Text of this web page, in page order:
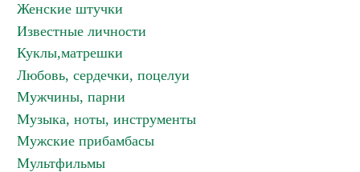
Женские штучки
Известные личности
Куклы,матрешки
Любовь, сердечки, поцелуи
Мужчины, парни
Музыка, ноты, инструменты
Мужские прибамбасы
Мультфильмы